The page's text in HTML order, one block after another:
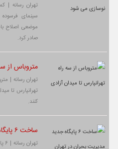
سینمای
صادر کرد.
متروباس از
تهران رسانه |
تهرانپارس تا
کنند.
ساخت ۶ پایگاه جدید مدیریت بحران در تهران